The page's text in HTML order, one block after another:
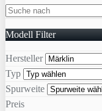
Modell Filter
Hersteller
Typ
Spurweite
Preis